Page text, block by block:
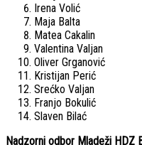
Irena Volić
Maja Balta
Matea Cakalin
Valentina Valjan
Oliver Grganović
Kristijan Perić
Srećko Valjan
Franjo Bokulić
Slaven Bilać
Nadzorni odbor Mladeži HDZ